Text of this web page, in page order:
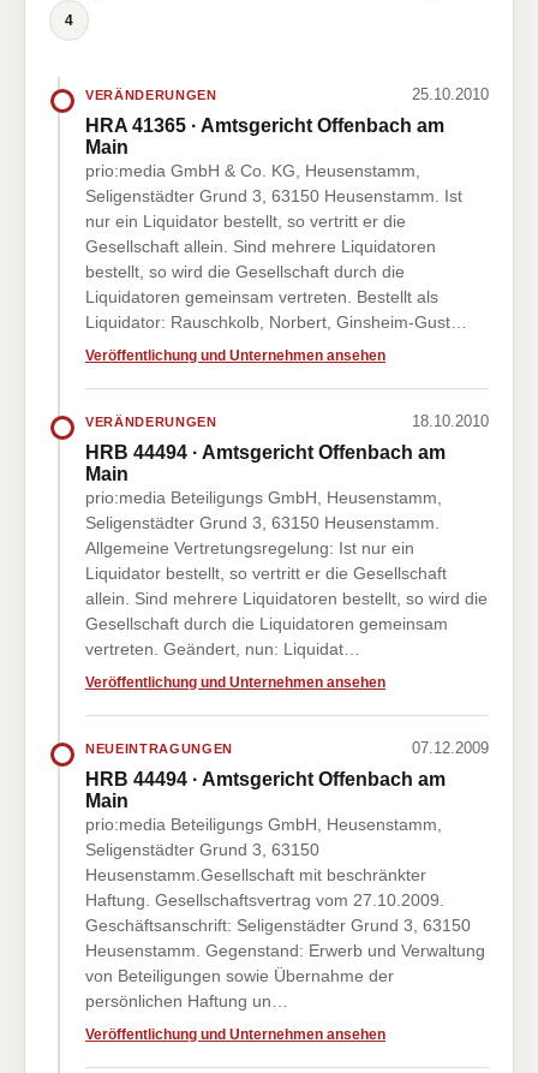
4
VERÄNDERUNGEN 25.10.2010
HRA 41365 · Amtsgericht Offenbach am
Main
prio:media GmbH & Co. KG, Heusenstamm,
Seligenstädter Grund 3, 63150 Heusenstamm. Ist
nur ein Liquidator bestellt, so vertritt er die
Gesellschaft allein. Sind mehrere Liquidatoren
bestellt, so wird die Gesellschaft durch die
Liquidatoren gemeinsam vertreten. Bestellt als
Liquidator: Rauschkolb, Norbert, Ginsheim-Gust…
Veröffentlichung und Unternehmen ansehen
VERÄNDERUNGEN 18.10.2010
HRB 44494 · Amtsgericht Offenbach am
Main
prio:media Beteiligungs GmbH, Heusenstamm,
Seligenstädter Grund 3, 63150 Heusenstamm.
Allgemeine Vertretungsregelung: Ist nur ein
Liquidator bestellt, so vertritt er die Gesellschaft
allein. Sind mehrere Liquidatoren bestellt, so wird die
Gesellschaft durch die Liquidatoren gemeinsam
vertreten. Geändert, nun: Liquidat…
Veröffentlichung und Unternehmen ansehen
NEUEINTRAGUNGEN 07.12.2009
HRB 44494 · Amtsgericht Offenbach am
Main
prio:media Beteiligungs GmbH, Heusenstamm,
Seligenstädter Grund 3, 63150
Heusenstamm.Gesellschaft mit beschränkter
Haftung. Gesellschaftsvertrag vom 27.10.2009.
Geschäftsanschrift: Seligenstädter Grund 3, 63150
Heusenstamm. Gegenstand: Erwerb und Verwaltung
von Beteiligungen sowie Übernahme der
persönlichen Haftung un…
Veröffentlichung und Unternehmen ansehen